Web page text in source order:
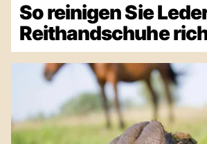
So reinigen Sie
Reithandschuhe